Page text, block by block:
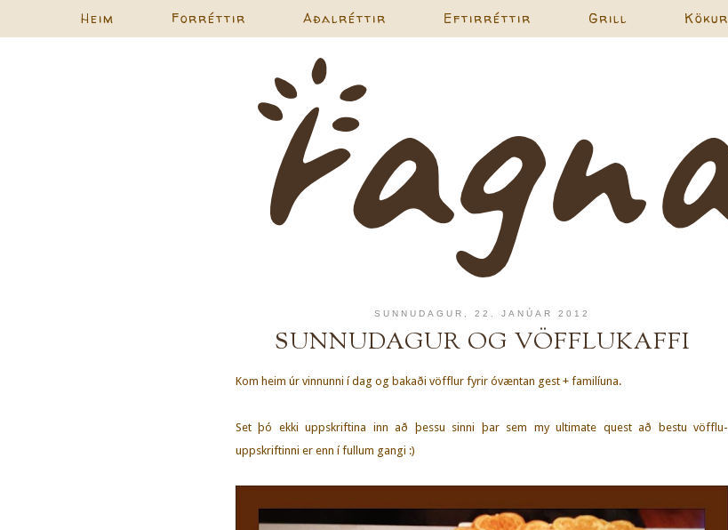
Heim Forréttir Aðalréttir Eftirréttir Grill Kökur
SUNNUDAGUR, 22. JANÚAR 2012
SUNNUDAGUR OG VÖFFLUKAFFI
Kom heim úr vinnunni í dag og bakaði vöfflur fyrir óvæntan gest + familíuna.
Set þó ekki uppskriftina inn að þessu sinni þar sem my ultimate quest að bestu vöfflu-
uppskriftinni er enn í fullum gangi :)